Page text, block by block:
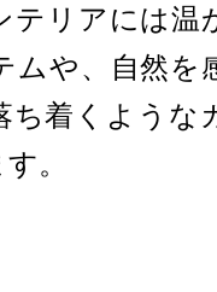
テリアには温
ムや、自然を
ち着くような
。